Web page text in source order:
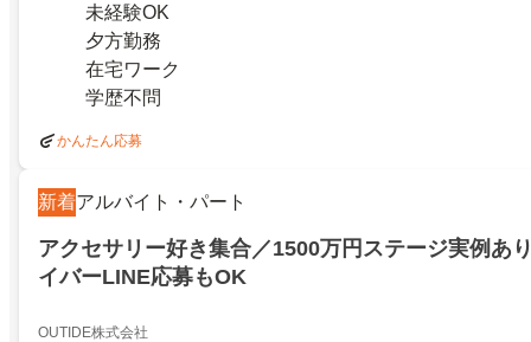
未経験OK
夕方勤務
在宅ワーク
学歴不問
かんたん応募
新着アルバイト・パート
アクセサリー好き集合／1500万円ステージ実例あ
イバーLINE応募もOK
OUTIDE株式会社